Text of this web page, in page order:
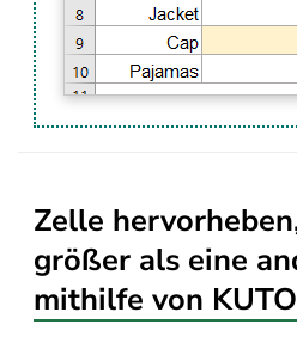
Zelle
größer als eine
mithilfe von